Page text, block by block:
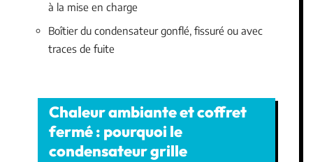
à la mise en charge
Boîtier du condensateur gonflé, fissuré ou avec
traces de fuite
Chaleur ambiante et coffret
fermé : pourquoi le
condensateur grille